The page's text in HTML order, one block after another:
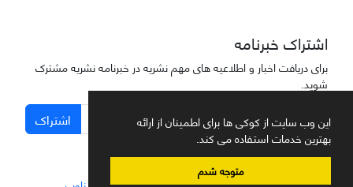
این وب سایت از کوکی ها برای اطمینان از ارائه
بهترین خدمات استفاده می کند.
متوجه شدم
اشتراک خبرنامه
برای دریافت اخبار و اطلاعیه های مهم نشریه در خبرنامه نشریه مشترک
شوید.
اشتراک